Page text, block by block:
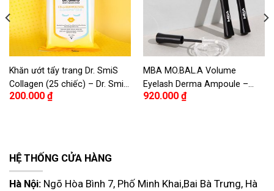
Khăn ướt tẩy trang Dr. SmiS
Collagen (25 chiếc) – Dr. SmiS
Collagen Moisture Cleansing
200.000 ₫
MBA MO.BAL.A Volume
Eyelash Derma Ampoule –
Tinh chất dưỡng mi MBA
920.000 ₫
HỆ THỐNG CỬA HÀNG
Hà Nội: Ngõ Hòa Bình 7, Phố Minh Khai,Bai Bà Trưng, Hà